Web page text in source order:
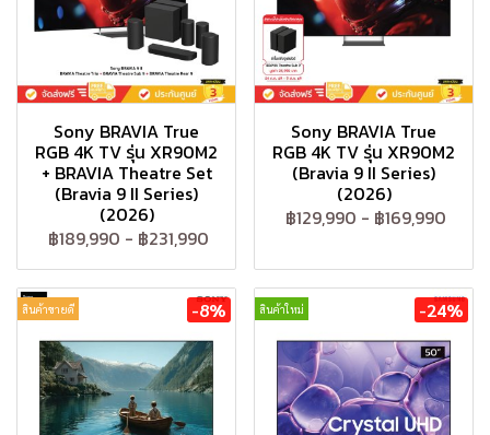
Sony BRAVIA True
RGB 4K TV รุ่น XR90M2
+ BRAVIA Theatre Set
(Bravia 9 II Series)
(2026)
฿189,990 - ฿231,990
Sony BRAVIA True
RGB 4K TV รุ่น XR90M2
(Bravia 9 II Series)
(2026)
฿129,990 - ฿169,990
สินค้าขายดี -8% สินค้าใหม่ -24%